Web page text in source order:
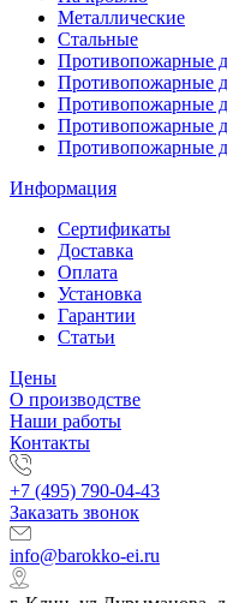
Металлические
Стальные
Противопожарные
Противопожарные
Противопожарные
Противопожарные
Противопожарные
Информация
Сертификаты
Доставка
Оплата
Установка
Гарантии
Статьи
Цены
О производстве
Наши работы
Контакты
+7 (495) 790-04-43
Заказать звонок
info@barokko-ei.ru